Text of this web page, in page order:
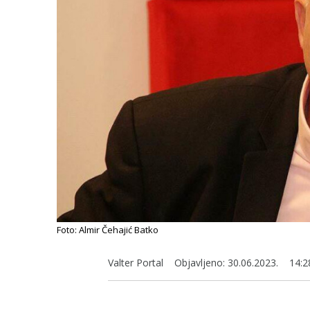
Foto: Almir Čehajić Batko
Valter Portal Objavljeno: 30.06.2023.